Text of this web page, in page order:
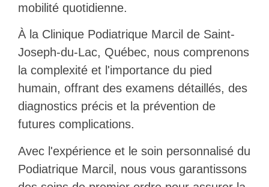
mobilité quotidienne.
À la Clinique Podiatrique Marcil de Saint-
Joseph-du-Lac, Québec, nous comprenons
la complexité et l'importance du pied
humain, offrant des examens détaillés, des
diagnostics précis et la prévention de
futures complications.
Avec l'expérience et le soin personnalisé du
Podiatrique Marcil, nous vous garantissons